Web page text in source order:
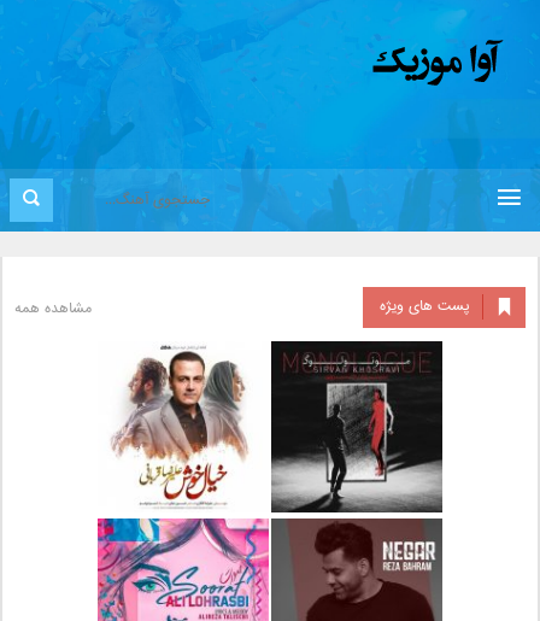
پست های ویژه مشاهده همه
دانلود آلبوم جدید سیروان
خسروی بنام مونولوگ
دانلود آهنگ جدید علیرضا
قربانی بنام خیال خوش